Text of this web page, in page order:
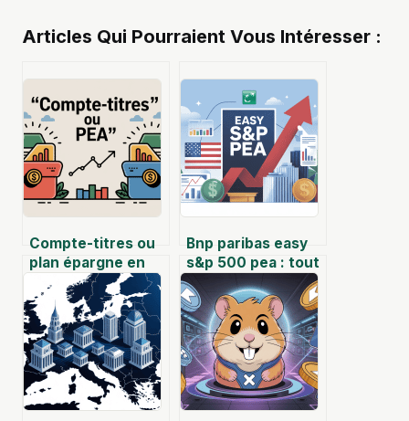
Articles Qui Pourraient Vous Intéresser :
Compte-titres ou
plan épargne en
actions : que
choisir pour
investir en bourse
?
Bnp paribas easy
s&p 500 pea : tout
comprendre avant
d’investir